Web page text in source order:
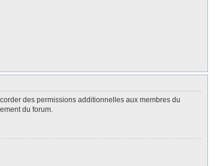
des permissions additionnelles aux membres du
du forum.